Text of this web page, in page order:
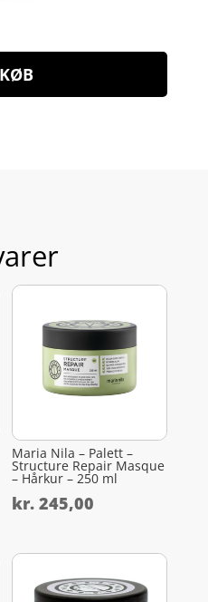
KØB
Maria Nila – Palett –
Structure Repair Masque
– Hårkur – 250 ml
kr. 245,00